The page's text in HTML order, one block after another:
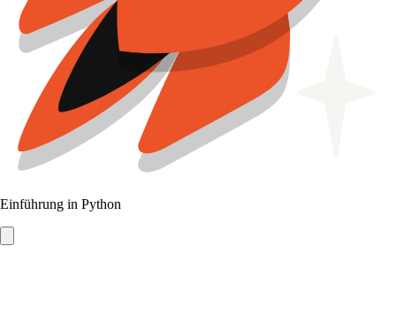
Einführung in Python